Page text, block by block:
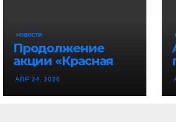
НОВОСТИ
Продолжение
акции «Красная
гвоздика» в
Воронеже!
АПР 24, 2026